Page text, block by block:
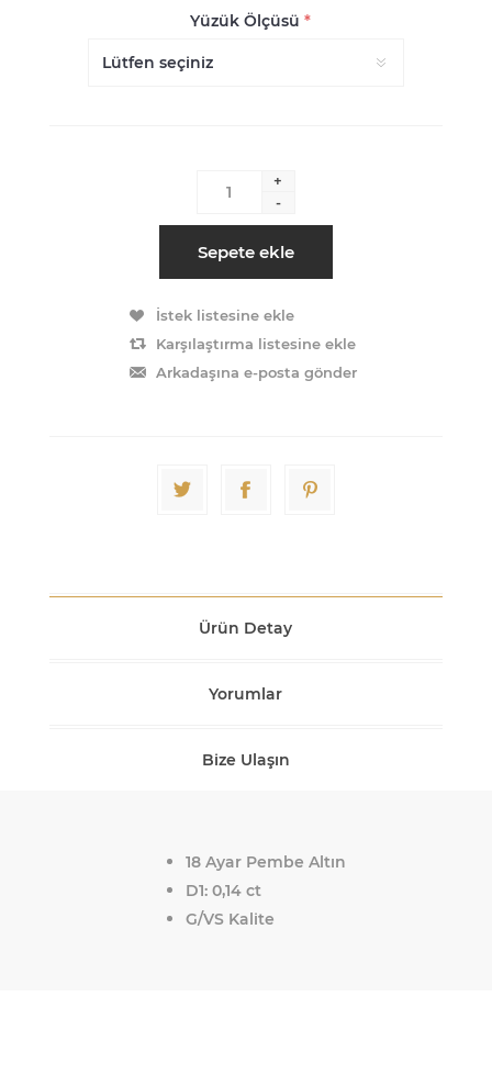
Yüzük Ölçüsü *
+
-
Sepete ekle
İstek listesine ekle
Karşılaştırma listesine ekle
Arkadaşına e-posta gönder
Ürün Detay
Yorumlar
Bize Ulaşın
18 Ayar Pembe Altın
D1: 0,14 ct
G/VS Kalite